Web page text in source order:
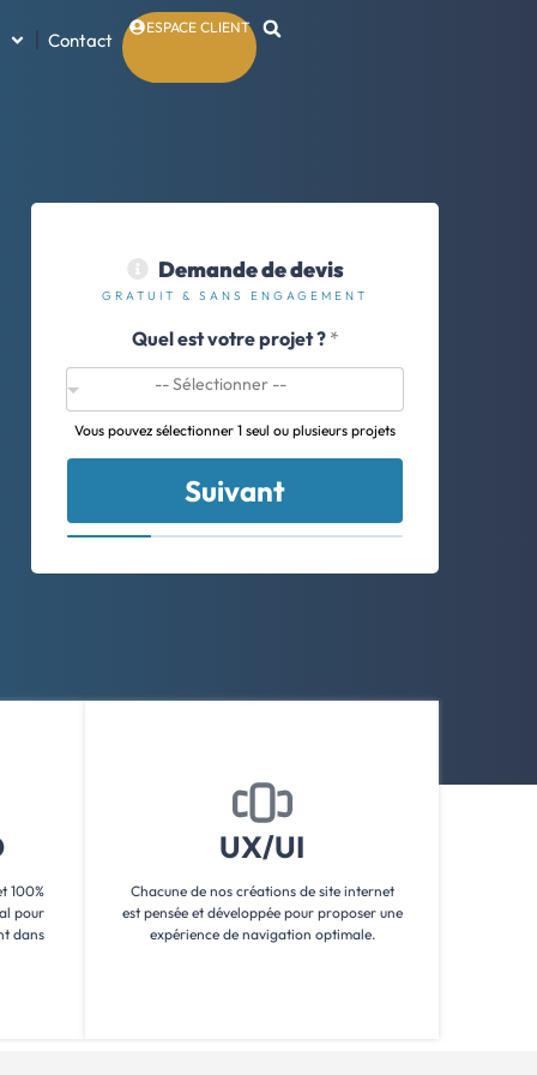
Contact
ESPACE CLIENT
Demande de devis
GRATUIT & SANS ENGAGEMENT
Quel est votre projet ? *
Vous pouvez sélectionner 1 seul ou plusieurs projets
Suivant
100%
pour
dans
UX/UI
Chacune de nos créations de site internet
est pensée et développée pour proposer une
expérience de navigation optimale.